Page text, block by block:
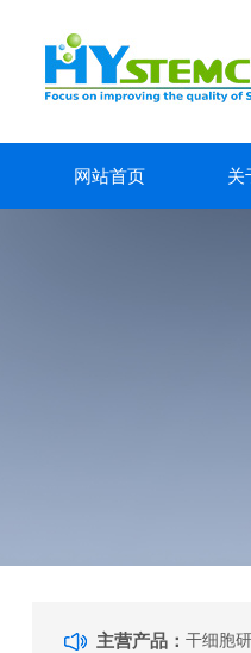
网站首页 关
主营产品：干细胞